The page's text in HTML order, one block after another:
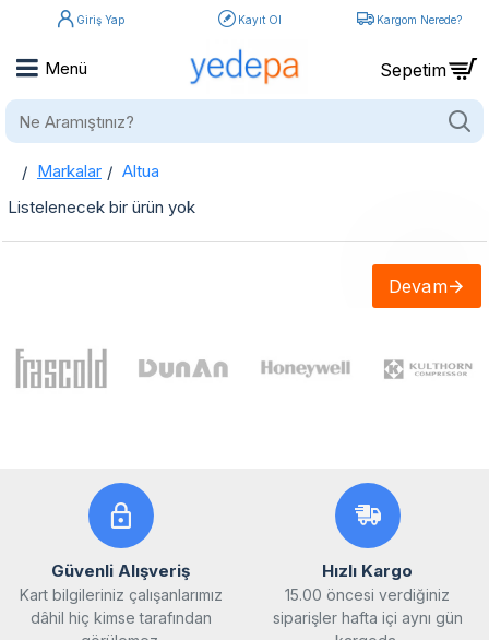
Giriş Yap Kayıt Ol Kargom Nerede?
Ne
home
Markalar
Altua
Listelenecek bir ürün yok
Devam
Güvenli Alışveriş
Kart bilgileriniz çalışanlarımız
dâhil hiç kimse tarafından
Hızlı Kargo
15.00 öncesi verdiğiniz
siparişler hafta içi aynı gün